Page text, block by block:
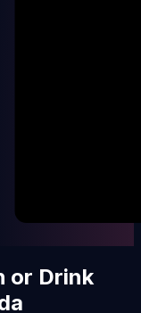
or Drink